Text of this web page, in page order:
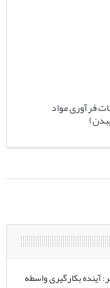
فرآوری مواد
آینده بکارگیری واسطه